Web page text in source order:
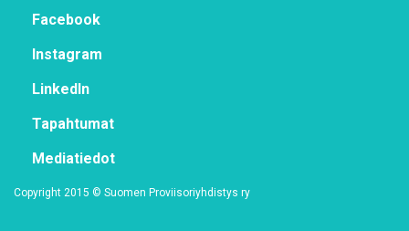
Face­book
Ins­ta­gram
Lin­ke­dIn
Ta­pah­tu­mat
Me­dia­tie­dot
Co­py­right 2015 © Suo­men Pro­vii­so­riyh­dis­tys ry